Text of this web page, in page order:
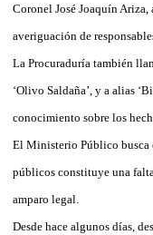
Coronel José Joaquín
averiguación de
La Procuraduría también
‘Olivo Saldaña’, y a alias
conocimiento sobre los
El Ministerio Público busca
públicos constituye una
amparo legal.
Desde hace algunos días,